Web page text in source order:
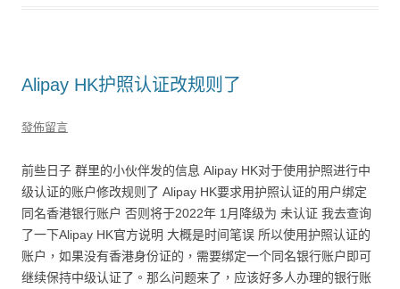
Alipay HK护照认证改规则了
發佈留言
前些日子 群里的小伙伴发的信息 Alipay HK对于使用护照进行中
级认证的账户修改规则了 Alipay HK要求用护照认证的用户绑定
同名香港银行账户 否则将于2022年 1月降级为 未认证 我去查询
了一下Alipay HK官方说明 大概是时间笔误 所以使用护照认证的
账户，如果没有香港身份证的，需要绑定一个同名银行账户即可
继续保持中级认证了。那么问题来了，应该好多人办理的银行账